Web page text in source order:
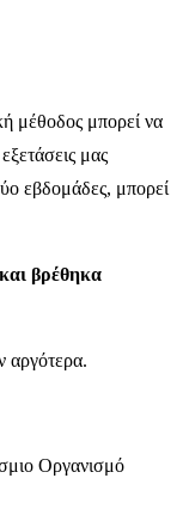
μέθοδος μπορεί να
μας
εβδομάδες, μπορεί
βρέθηκα
αργότερα.
Οργανισμό